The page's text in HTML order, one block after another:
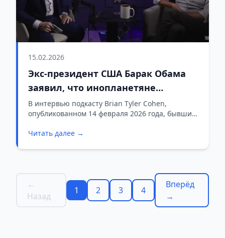
15.02.2026
Экс-президент США Барак Обама
заявил, что инопланетяне
реальны
В интервью подкасту Brian Tyler Cohen,
опубликованном 14 февраля 2026 года, бывший
вопрос о существовании внеземной жизни.
Читать далее →
←
Назад
1 2 3 4
Вперёд
→